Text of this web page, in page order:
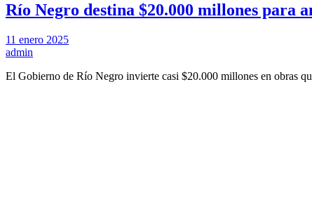
Río Negro destina $20.000 millones para
11 enero 2025
admin
El Gobierno de Río Negro invierte casi $20.000 millones en obras